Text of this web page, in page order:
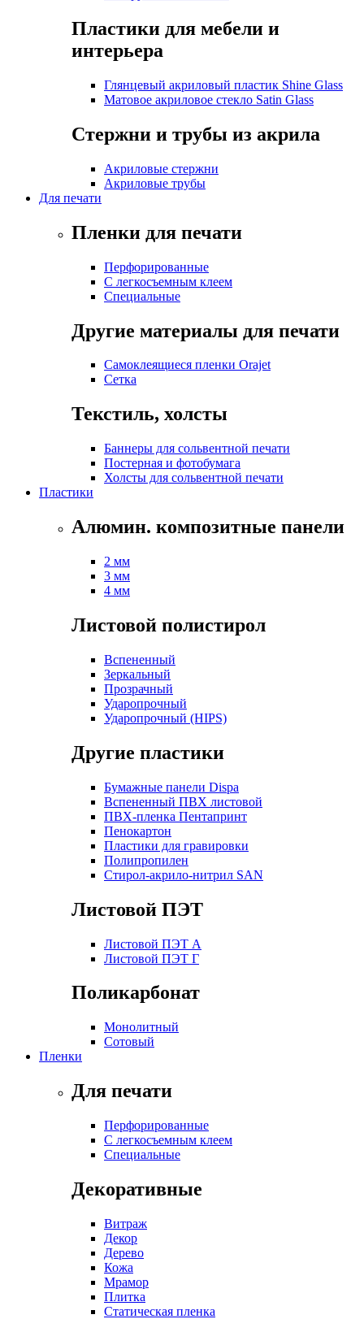
Пластики для мебели и
интерьера
Глянцевый акриловый пластик Shine Glass
Матовое акриловое стекло Satin Glass
Стержни и трубы из акрила
Акриловые стержни
Акриловые трубы
Для печати
Пленки для печати
Перфорированные
С легкосъемным клеем
Специальные
Другие материалы для печати
Самоклеящиеся пленки Orajet
Сетка
Текстиль, холсты
Баннеры для сольвентной печати
Постерная и фотобумага
Холсты для сольвентной печати
Пластики
Алюмин. композитные панели
2 мм
3 мм
4 мм
Листовой полистирол
Вспененный
Зеркальный
Прозрачный
Ударопрочный
Ударопрочный (HIPS)
Другие пластики
Бумажные панели Dispa
Вспененный ПВХ листовой
ПВХ-пленка Пентапринт
Пенокартон
Пластики для гравировки
Полипропилен
Стирол-акрило-нитрил SAN
Листовой ПЭТ
Листовой ПЭТ А
Листовой ПЭТ Г
Поликарбонат
Монолитный
Сотовый
Пленки
Для печати
Перфорированные
С легкосъемным клеем
Специальные
Декоративные
Витраж
Декор
Дерево
Кожа
Мрамор
Плитка
Статическая пленка